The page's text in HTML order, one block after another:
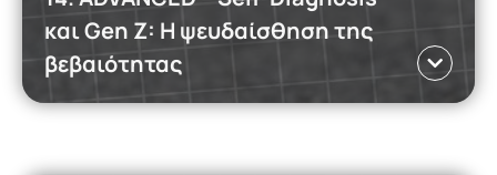
DATA ON THE RECORD
και Gen Z: Η ψευδαίσθηση της
βεβαιότητας